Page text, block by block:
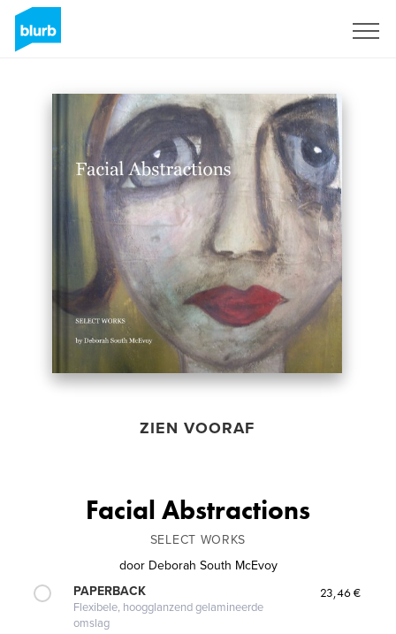
ZIEN VOORAF
Facial Abstractions
SELECT WORKS
door Deborah South McEvoy
PAPERBACK
Flexibele, hoogglanzend gelamineerde
omslag
23,46 €